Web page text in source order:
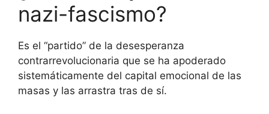
nazi-fascismo?
Es el “partido” de la desesperanza
contrarrevolucionaria que se ha apoderado
sistemáticamente del capital emocional de las
masas y las arrastra tras de sí.